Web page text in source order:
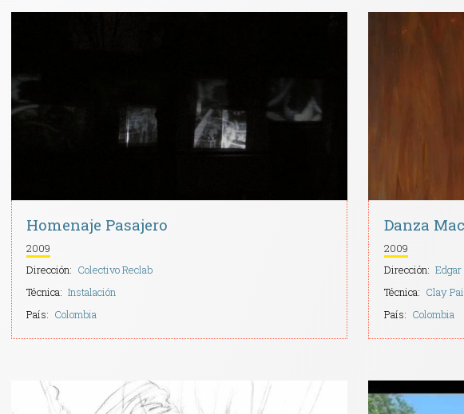
Homenaje Pasajero
2009
Dirección: Colectivo Reclab
Técnica: Instalación
País: Colombia
Danza
2009
Dirección:
Técnica: Clay
País: Colombia